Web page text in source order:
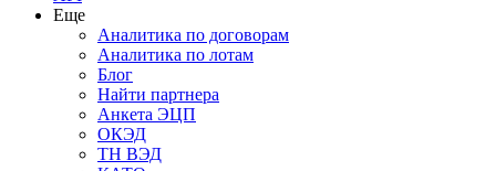
Еще
Аналитика по договорам
Аналитика по лотам
Блог
Найти партнера
Анкета ЭЦП
ОКЭД
ТН ВЭД